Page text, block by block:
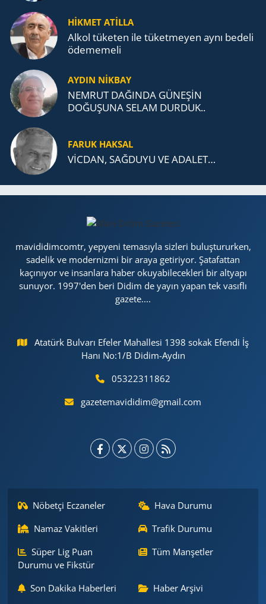
TEŞKİLATI’NA UZANAN MİRASI
HİKMET ATİLLA
Alkol tü­ke­ten ile tü­ket­me­yen aynı be­de­li
öde­me­me­li
AYDIN NİKBAY
NEMRUT DAĞINDA GÜNEŞİN
DOĞUŞUNA SELAM DURDUK..
FARUK HAKSAL
VİCDAN, SAĞ­DU­YU VE ADA­LET…
mavididimcomtr, yepyeni temasıyla sizleri buluştururken,
sadelik ve modernizmi bir araya getiriyor. Şatafattan
kaçınıyor ve insanlara haber okuyabilecekleri bir altyapı
sunuyor. 1997'den beri Didim de yayın yapan tek vasıflı
gazete....
Atatürk Bulvarı Efeler Mahallesi 1398 sokak Efendi İş
Hanı No:1/B Didim-Aydın
05322311862
gazetemavididim@gmail.com
Nöbetçi Eczaneler
Hava Durumu
Namaz Vakitleri
Trafik Durumu
Süper Lig Puan
Durumu ve Fikstür
Tüm Manşetler
Son Dakika Haberleri Haber Arşivi